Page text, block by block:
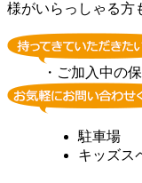
様がいらっしゃる方
・ご加入中の
駐車場
キッズス